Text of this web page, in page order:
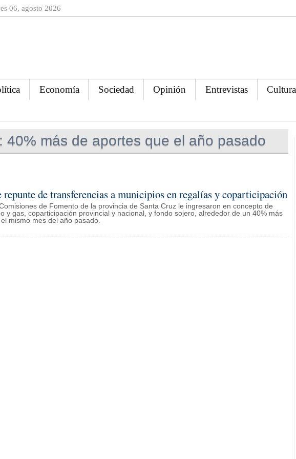
06, agosto 2026
Economía Sociedad Opinión Entrevistas Cultura
40% más de aportes que el año pasado
de transferencias a municipios en regalías y coparticipación
de Fomento de la provincia de Santa Cruz le ingresaron en concepto de
y gas, coparticipación provincial y nacional, y fondo sojero, alrededor de un 40% más
mismo mes del año pasado.